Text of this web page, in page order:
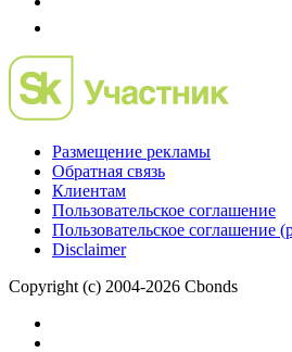
Размещение рекламы
Обратная связь
Клиентам
Пользовательское соглашение
Пользовательское соглашение
Disclaimer
Copyright (c) 2004-2026 Cbonds